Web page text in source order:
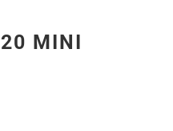
MINI